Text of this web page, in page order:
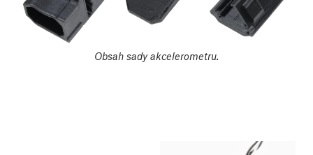
Obsah sady akcelerometru.